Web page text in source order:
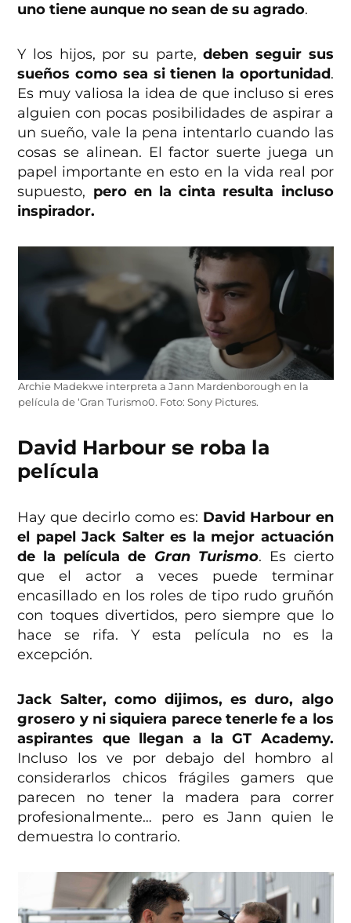
uno tiene aunque no sean de su agrado.
Y los hijos, por su parte,deben seguir sus
sueños como sea si tienen la oportunidad.
Es muy valiosa la idea de que incluso si eres
alguien con pocas posibilidades de aspirar a
un sueño, vale la pena intentarlo cuando las
cosas se alinean. El factor suerte juega un
papel importante en esto en la vida real por
supuesto, pero en la cinta resulta incluso
inspirador.
Archie Madekwe interpreta a Jann Mardenborough en la
película de ‘Gran Turismo0. Foto: Sony Pictures.
David Harbour se roba la
película
Hay que decirlo como es: David Harbour en
el papel Jack Salter es la mejor actuación
de la película de Gran Turismo. Es cierto
que el actor a veces puede terminar
encasillado en los roles de tipo rudo gruñón
con toques divertidos, pero siempre que lo
hace se rifa. Y esta película no es la
excepción.
Jack Salter, como dijimos, es duro, algo
grosero y ni siquiera parece tenerle fe a los
aspirantes que llegan a la GT Academy.
Incluso los ve por debajo del hombro al
considerarlos chicos frágiles gamers que
parecen no tener la madera para correr
profesionalmente… pero es Jann quien le
demuestra lo contrario.